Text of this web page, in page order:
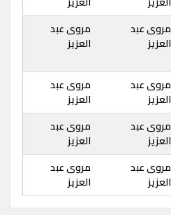
مروى عبد
العزيز
مروى عبد
العزيز
مروى عبد
العزيز
مروى عبد
العزيز
مروى عبد
العزيز
مروى عبد
العزيز
مروى عبد
العزيز
مروى عبد
العزيز